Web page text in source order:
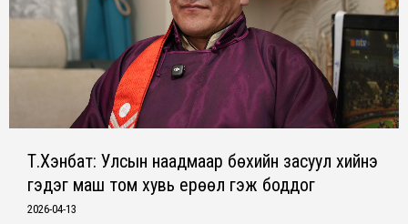
Т.Хэнбат: Улсын наадмаар бөхийн засуул хийнэ
гэдэг маш том хувь ерөөл гэж боддог
2026-04-13